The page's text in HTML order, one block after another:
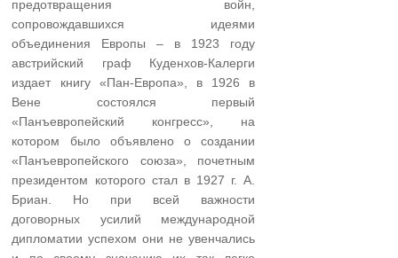
предотвращения войн,
сопровождавшихся идеями
объединения Европы – в 1923 году
австрийский граф Куденхов-Калерги
издает книгу «Пан-Европа», в 1926 в
Вене состоялся первый
«Панъевропейский конгресс», на
котором было объявлено о создании
«Панъевропейского союза», почетным
президентом которого стал в 1927 г. А.
Бриан. Но при всей важности
договорных усилий международной
дипломатии успехом они не увенчались